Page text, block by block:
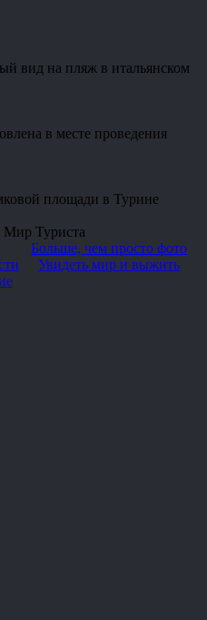
вид на пляж в итальянском
в месте проведения
площади в Турине
Мир Туриста
Больше, чем просто фото
Увидеть мир и выжить